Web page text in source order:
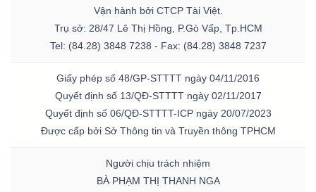
Vận hành bởi CTCP Tài Việt.
Trụ sở: 28/47 Lê Thị Hồng, P.Gò Vấp, Tp.HCM
Tel: (84.28) 3848 7238 - Fax: (84.28) 3848 7237
Giấy phép số 48/GP-STTTT ngày 04/11/2016
Quyết định số 13/QĐ-STTTT ngày 02/11/2017
Quyết định số 06/QĐ-STTTT-ICP ngày 20/07/2023
Được cấp bởi Sở Thông tin và Truyền thông TPHCM
Người chịu trách nhiệm
BÀ PHẠM THỊ THANH NGA